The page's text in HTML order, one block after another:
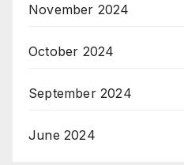
November 2024
October 2024
September 2024
June 2024